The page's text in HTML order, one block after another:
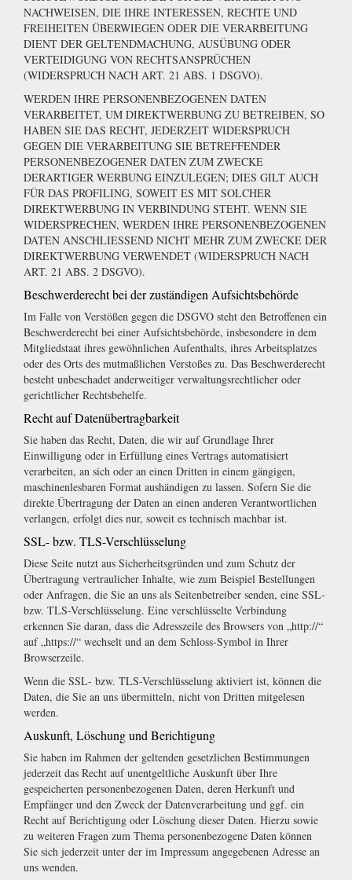
NACHWEISEN, DIE IHRE INTERESSEN, RECHTE UND
FREIHEITEN ÜBERWIEGEN ODER DIE VERARBEITUNG
DIENT DER GELTENDMACHUNG, AUSÜBUNG ODER
VERTEIDIGUNG VON RECHTSANSPRÜCHEN
(WIDERSPRUCH NACH ART. 21 ABS. 1 DSGVO).
WERDEN IHRE PERSONENBEZOGENEN DATEN
VERARBEITET, UM DIREKTWERBUNG ZU BETREIBEN, SO
HABEN SIE DAS RECHT, JEDERZEIT WIDERSPRUCH
GEGEN DIE VERARBEITUNG SIE BETREFFENDER
PERSONENBEZOGENER DATEN ZUM ZWECKE
DERARTIGER WERBUNG EINZULEGEN; DIES GILT AUCH
FÜR DAS PROFILING, SOWEIT ES MIT SOLCHER
DIREKTWERBUNG IN VERBINDUNG STEHT. WENN SIE
WIDERSPRECHEN, WERDEN IHRE PERSONENBEZOGENEN
DATEN ANSCHLIESSEND NICHT MEHR ZUM ZWECKE DER
DIREKTWERBUNG VERWENDET (WIDERSPRUCH NACH
ART. 21 ABS. 2 DSGVO).
Beschwerderecht bei der zuständigen Aufsichtsbehörde
Im Falle von Verstößen gegen die DSGVO steht den Betroffenen ein
Beschwerderecht bei einer Aufsichtsbehörde, insbesondere in dem
Mitgliedstaat ihres gewöhnlichen Aufenthalts, ihres Arbeitsplatzes
oder des Orts des mutmaßlichen Verstoßes zu. Das Beschwerderecht
besteht unbeschadet anderweitiger verwaltungsrechtlicher oder
gerichtlicher Rechtsbehelfe.
Recht auf Datenübertragbarkeit
Sie haben das Recht, Daten, die wir auf Grundlage Ihrer
Einwilligung oder in Erfüllung eines Vertrags automatisiert
verarbeiten, an sich oder an einen Dritten in einem gängigen,
maschinenlesbaren Format aushändigen zu lassen. Sofern Sie die
direkte Übertragung der Daten an einen anderen Verantwortlichen
verlangen, erfolgt dies nur, soweit es technisch machbar ist.
SSL- bzw. TLS-Verschlüsselung
Diese Seite nutzt aus Sicherheitsgründen und zum Schutz der
Übertragung vertraulicher Inhalte, wie zum Beispiel Bestellungen
oder Anfragen, die Sie an uns als Seitenbetreiber senden, eine SSL-
bzw. TLS-Verschlüsselung. Eine verschlüsselte Verbindung
erkennen Sie daran, dass die Adresszeile des Browsers von „http://“
auf „https://“ wechselt und an dem Schloss-Symbol in Ihrer
Browserzeile.
Wenn die SSL- bzw. TLS-Verschlüsselung aktiviert ist, können die
Daten, die Sie an uns übermitteln, nicht von Dritten mitgelesen
werden.
Auskunft, Löschung und Berichtigung
Sie haben im Rahmen der geltenden gesetzlichen Bestimmungen
jederzeit das Recht auf unentgeltliche Auskunft über Ihre
gespeicherten personenbezogenen Daten, deren Herkunft und
Empfänger und den Zweck der Datenverarbeitung und ggf. ein
Recht auf Berichtigung oder Löschung dieser Daten. Hierzu sowie
zu weiteren Fragen zum Thema personenbezogene Daten können
Sie sich jederzeit unter der im Impressum angegebenen Adresse an
uns wenden.